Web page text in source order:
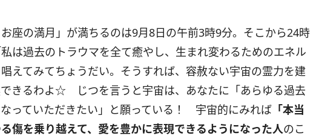
座の満月」が満ちるのは9月8日の午前3時9分。そこから24時
は過去のトラウマを全て癒やし、生まれ変わるためのエネル
えてみてちょうだい。そうすれば、容赦ない宇宙の霊力を建
きるわよ☆ じつを言うと宇宙は、あなたに「あらゆる過去
っていただきたい」と願っている！ 宇宙的にみれば 「本当
傷を乗り越えて、愛を豊かに表現できるようになった人のこ